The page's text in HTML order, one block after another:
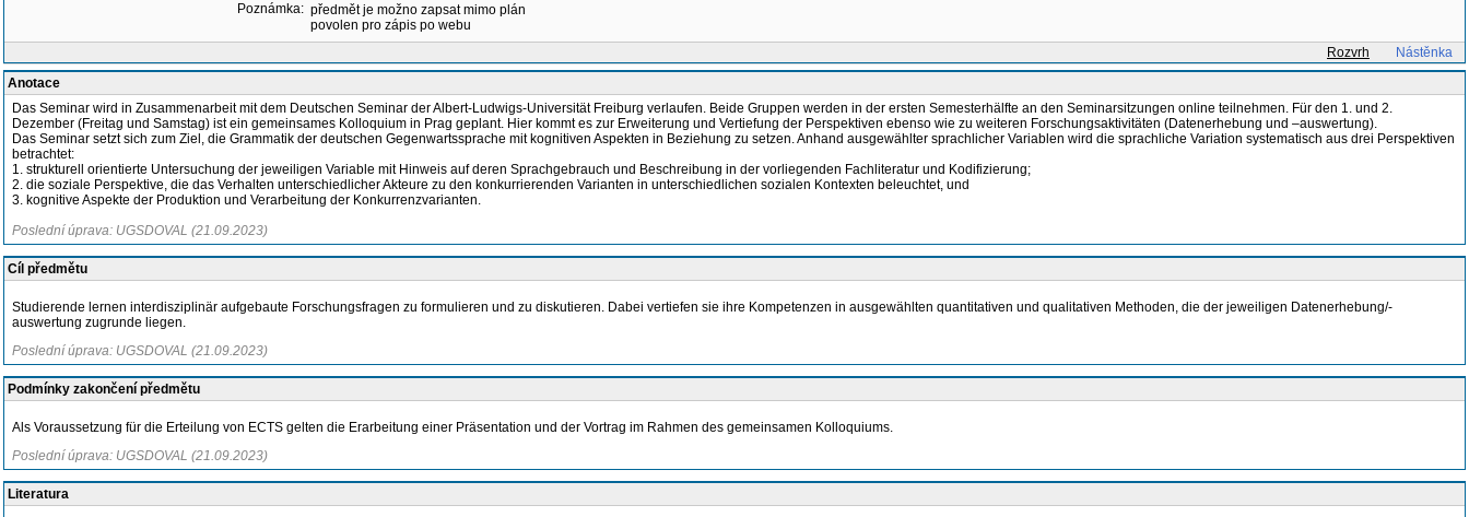
Poznámka: předmět je možno zapsat mimo plán
povolen pro zápis po webu
Rozvrh
Nástěnka
Anotace
Das Seminar wird in Zusammenarbeit mit dem Deutschen Seminar der Albert-Ludwigs-Universität Freiburg verlaufen. Beide Gruppen werden in der ersten Semesterhälfte an den Seminarsitzungen online teilnehmen. Für den 1. und 2.
Dezember (Freitag und Samstag) ist ein gemeinsames Kolloquium in Prag geplant. Hier kommt es zur Erweiterung und Vertiefung der Perspektiven ebenso wie zu weiteren Forschungsaktivitäten (Datenerhebung und –auswertung).
Das Seminar setzt sich zum Ziel, die Grammatik der deutschen Gegenwartssprache mit kognitiven Aspekten in Beziehung zu setzen. Anhand ausgewählter sprachlicher Variablen wird die sprachliche Variation systematisch aus drei Perspektiven
betrachtet:
1. strukturell orientierte Untersuchung der jeweiligen Variable mit Hinweis auf deren Sprachgebrauch und Beschreibung in der vorliegenden Fachliteratur und Kodifizierung;
2. die soziale Perspektive, die das Verhalten unterschiedlicher Akteure zu den konkurrierenden Varianten in unterschiedlichen sozialen Kontexten beleuchtet, und
3. kognitive Aspekte der Produktion und Verarbeitung der Konkurrenzvarianten.
Poslední úprava: UGSDOVAL (21.09.2023)
Cíl předmětu
Studierende lernen interdisziplinär aufgebaute Forschungsfragen zu formulieren und zu diskutieren. Dabei vertiefen sie ihre Kompetenzen in ausgewählten quantitativen und qualitativen Methoden, die der jeweiligen Datenerhebung/-
auswertung zugrunde liegen.
Poslední úprava: UGSDOVAL (21.09.2023)
Podmínky zakončení předmětu
Als Voraussetzung für die Erteilung von ECTS gelten die Erarbeitung einer Präsentation und der Vortrag im Rahmen des gemeinsamen Kolloquiums.
Poslední úprava: UGSDOVAL (21.09.2023)
Literatura